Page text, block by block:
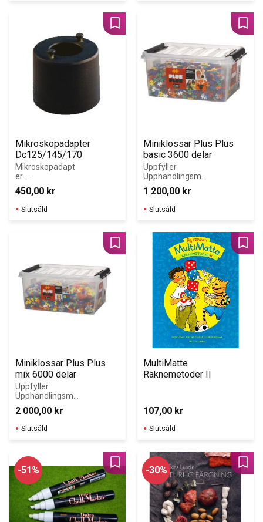
samhörighet
klassificering.
spatiala minnet.
Berika
ordförrådet
Mikroskopadapter
Dc125/145/170
Mikroskopadapt
er
Dc125/145/170﻿
450,00 kr
Lägg till i favoriter
Slutsåld
Miniklossar Plus Plus
basic 3600 delar
Uppfyller
Upphandlingsmy
ndighetens krav
för Giftfri
Förskola!
1 200,00 kr
Slutsåld
Miniklossar Plus Plus
mix 6000 delar
Uppfyller
Upphandlingsmy
ndighetens krav
för Giftfri
Förskola!
2 000,00 kr
Lägg till i favoriter
Slutsåld
MultiMatte
Räknemetoder II
107,00 kr
Slutsåld
51% Lägg till i favoriter
30%